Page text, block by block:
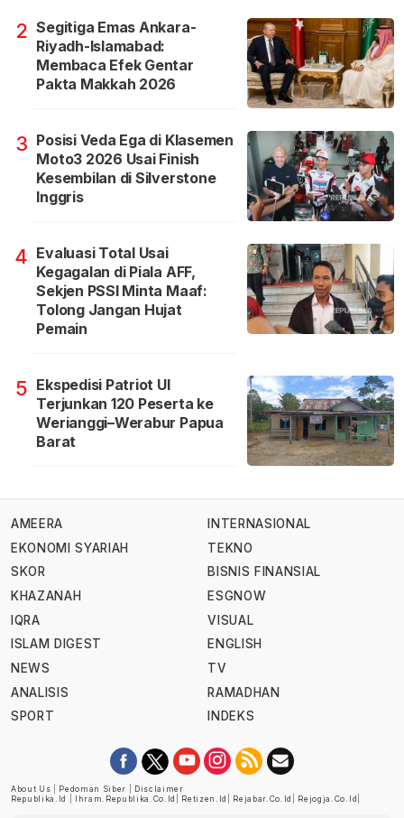
2 Segitiga Emas Ankara-
Riyadh-Islamabad:
Membaca Efek Gentar
Pakta Makkah 2026
3 Posisi Veda Ega di Klasemen
Moto3 2026 Usai Finish
Kesembilan di Silverstone
Inggris
4 Evaluasi Total Usai
Kegagalan di Piala AFF,
Sekjen PSSI Minta Maaf:
Tolong Jangan Hujat
Pemain
5 Ekspedisi Patriot UI
Terjunkan 120 Peserta ke
Werianggi–Werabur Papua
Barat
AMEERA
EKONOMI SYARIAH
SKOR
KHAZANAH
IQRA
ISLAM DIGEST
NEWS
ANALISIS
SPORT
INTERNASIONAL
TEKNO
BISNIS FINANSIAL
ESGNOW
VISUAL
ENGLISH
TV
RAMADHAN
INDEKS
About Us Pedoman Siber
Disclaimer
Republika.id
Ihram.republika.co.id Retizen.id Rejabar.co.id Rejogja.co.id